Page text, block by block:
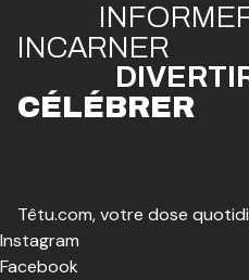
INFORME
INCARNER
DIVER
CÉLÉBRER
Têtu.com, votre dose
Instagram
Facebook